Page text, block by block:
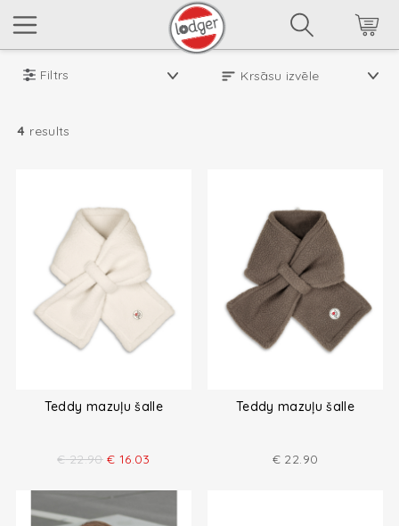
Filtrs
4 results
Teddy mazuļu šalle
€ 22.90 € 16.03
Teddy mazuļu šalle
€ 22.90